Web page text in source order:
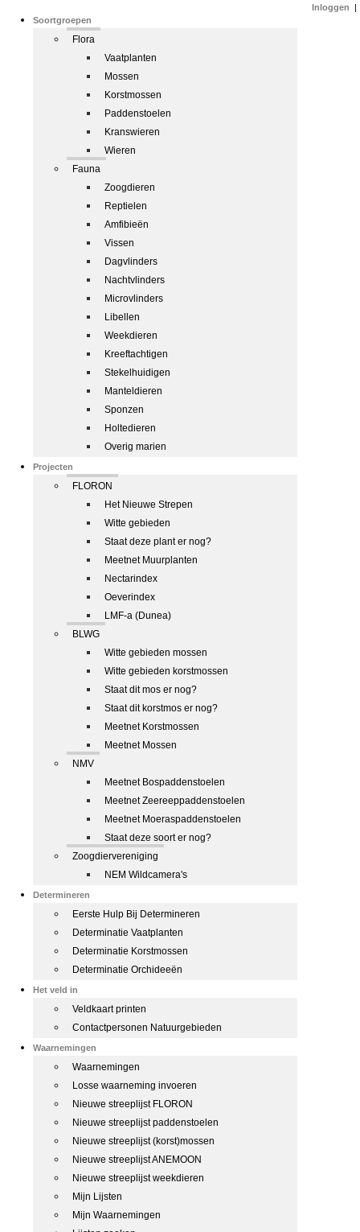
Soortgroepen
Flora
Vaatplanten
Mossen
Korstmossen
Paddenstoelen
Kranswieren
Wieren
Fauna
Zoogdieren
Reptielen
Amfibieën
Vissen
Dagvlinders
Nachtvlinders
Microvlinders
Libellen
Weekdieren
Kreeftachtigen
Stekelhuidigen
Manteldieren
Sponzen
Holtedieren
Overig marien
Projecten
FLORON
Het Nieuwe Strepen
Witte gebieden
Staat deze plant er nog?
Meetnet Muurplanten
Nectarindex
Oeverindex
LMF-a (Dunea)
BLWG
Witte gebieden mossen
Witte gebieden korstmossen
Staat dit mos er nog?
Staat dit korstmos er nog?
Meetnet Korstmossen
Meetnet Mossen
NMV
Meetnet Bospaddenstoelen
Meetnet Zeereeppaddenstoelen
Meetnet Moeraspaddenstoelen
Staat deze soort er nog?
Zoogdiervereniging
NEM Wildcamera's
Determineren
Eerste Hulp Bij Determineren
Determinatie Vaatplanten
Determinatie Korstmossen
Determinatie Orchideeën
Het veld in
Veldkaart printen
Contactpersonen Natuurgebieden
Waarnemingen
Waarnemingen
Losse waarneming invoeren
Nieuwe streeplijst FLORON
Nieuwe streeplijst paddenstoelen
Nieuwe streeplijst (korst)mossen
Nieuwe streeplijst ANEMOON
Nieuwe streeplijst weekdieren
Mijn Lijsten
Mijn Waarnemingen
Inloggen |